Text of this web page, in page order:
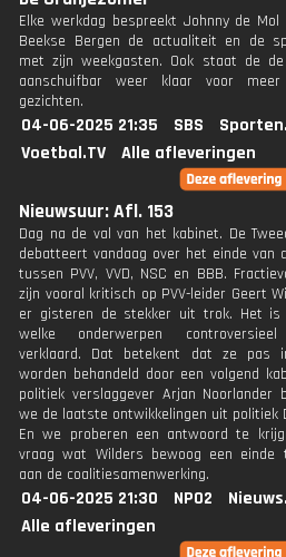
Elke werkdag bespreekt Johnny de
Beekse Bergen de actualiteit en de
met zijn weekgasten. Ook staat de de
aanschuifbar weer klaar voor meer
gezichten.
04-06-2025 21:35 SBS
Voetbal.TV
Alle afleveringen
Nieuwsuur: Afl. 153
Dag na de val van het kabinet. De
debatteert vandaag over het einde van
tussen PVV, VVD, NSC en BBB.
zijn vooral kritisch op PVV-leider Geert
er gisteren de stekker uit trok. Het is
welke onderwerpen
verklaard. Dat betekent dat ze pas
worden behandeld door een volgend
politiek verslaggever Arjan Noorlander
we de laatste ontwikkelingen uit politiek
En we proberen een antwoord te
vraag wat Wilders bewoog een einde
aan de coalitiesamenwerking.
04-06-2025 21:30 NPO2
Alle afleveringen